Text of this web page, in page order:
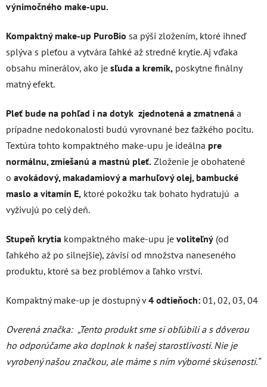
výnimočného make-upu.
Kompaktný make-up PuroBio sa pýši zložením, ktoré ihneď
splýva s pleťou a vytvára ľahké až stredné krytie. Aj vďaka
obsahu minerálov, ako je sľuda a kremík, poskytne finálny
matný efekt.
Pleť bude na pohľad i na dotyk zjednotená a zmatnená a
prípadne nedokonalosti budú vyrovnané bez ťažkého pocitu.
Textúra tohto kompaktného make-upu je ideálna pre
normálnu, zmiešanú a mastnú pleť. Zloženie je obohatené
o avokádový, makadamiový a marhuľový olej, bambucké
maslo a vitamín E, ktoré pokožku tak bohato hydratujú a
vyživujú po celý deň.
Stupeň krytia kompaktného make-upu je voliteľný (od
ľahkého až po silnejšie), závisí od množstva naneseného
produktu, ktoré sa bez problémov a ľahko vrství.
Kompaktný make-up je dostupný v4 odtieňoch: 01, 02, 03, 04
Overená značka: „Tento produkt sme si obľúbili a s dôverou
ho odporúčame ako doplnok k našej starostlivosti. Nie je
vyrobený našou značkou, ale máme s ním výborné skúsenosti.“